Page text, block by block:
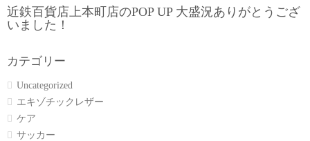
近鉄百貨店上本町店のPOP UP 大盛況ありがとうござ
いました！
カテゴリー
Uncategorized
エキゾチックレザー
ケア
サッカー